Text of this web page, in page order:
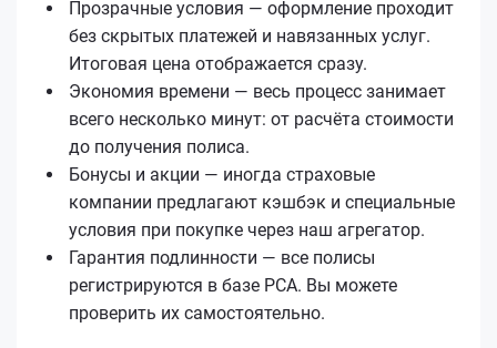
Прозрачные условия — оформление проходит
без скрытых платежей и навязанных услуг.
Итоговая цена отображается сразу.
Экономия времени — весь процесс занимает
всего несколько минут: от расчёта стоимости
до получения полиса.
Бонусы и акции — иногда страховые
компании предлагают кэшбэк и специальные
условия при покупке через наш агрегатор.
Гарантия подлинности — все полисы
регистрируются в базе РСА. Вы можете
проверить их самостоятельно.